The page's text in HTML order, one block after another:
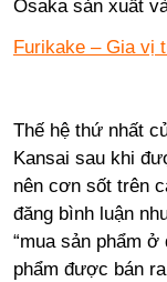
Osaka sản xuất
Furikake – Gia vị
Thế hệ thứ nhất
Kansai sau khi
nên cơn sốt trên
đăng bình luận
“mua sản phẩm
phẩm được bán